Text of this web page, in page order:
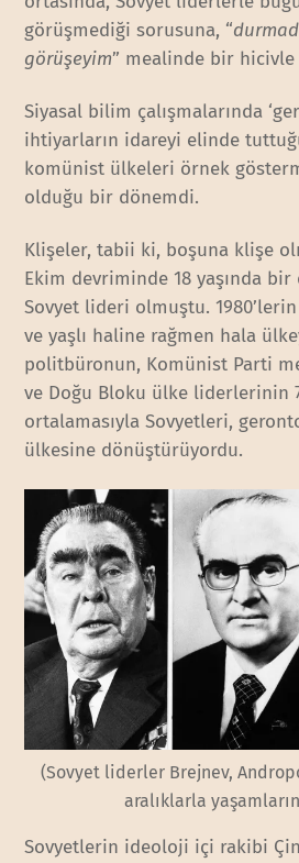
görüşmediği sorusuna, “
görüşeyim” mealinde bir hicivle
Siyasal bilim çalışmalarında
ihtiyarların idareyi elinde
komünist ülkeleri örnek
olduğu bir dönemdi.
Klişeler, tabii ki, boşuna klişe
Ekim devriminde 18 yaşında bir
Sovyet lideri olmuştu. 1980’lerin
ve yaşlı haline rağmen hala
politbüronun, Komünist Parti
ve Doğu Bloku ülke liderlerinin
ortalamasıyla Sovyetleri,
ülkesine dönüştürüyordu.
(Sovyet liderler Brejnev,
aralıklarla
Sovyetlerin ideoloji içi rakibi